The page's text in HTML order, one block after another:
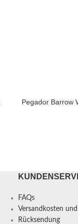
Pegador Barrow
FAQs
Versandkosten
Rücksendung